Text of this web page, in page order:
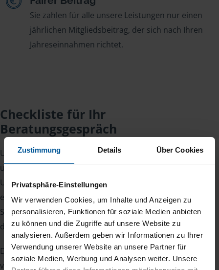
Zustimmung Details Über Cookies
Privatsphäre-Einstellungen
Wir verwenden Cookies, um Inhalte und Anzeigen zu
personalisieren, Funktionen für soziale Medien anbieten
zu können und die Zugriffe auf unsere Website zu
analysieren. Außerdem geben wir Informationen zu Ihrer
Verwendung unserer Website an unsere Partner für
soziale Medien, Werbung und Analysen weiter. Unsere
Sie zahlen für alle unsere Leistungen nur einen
jährlichen Mitgliedsbeitrag, der sich nach Ihren
Jahreseinnahmen richtet.
Checkliste für Ihr
Beratungsgespräch
Um Ihre Steuererklärung erstellen zu können, benötigen
unsere Beraterinnen und Berater eine Reihe von
Unterlagen von Ihnen. Dazu gehört beispielsweise die
elektronische Lohnsteuerbescheinigung, Ihre
Steueridentifikationsnummer, der Rentenbescheid oder
die Bescheinigung über das Kindergeld.
Damit Sie sich gut vorbereiten können und keinen der
vielen Nachweise vergessen, stellen wir Ihnen hier eine